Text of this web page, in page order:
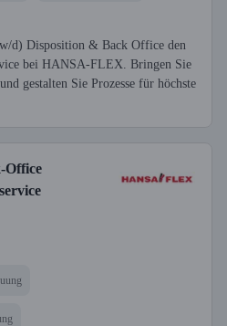
d) Disposition & Back Office den
bei HANSA-FLEX. Bringen Sie
gestalten Sie Prozesse für höchste
Office